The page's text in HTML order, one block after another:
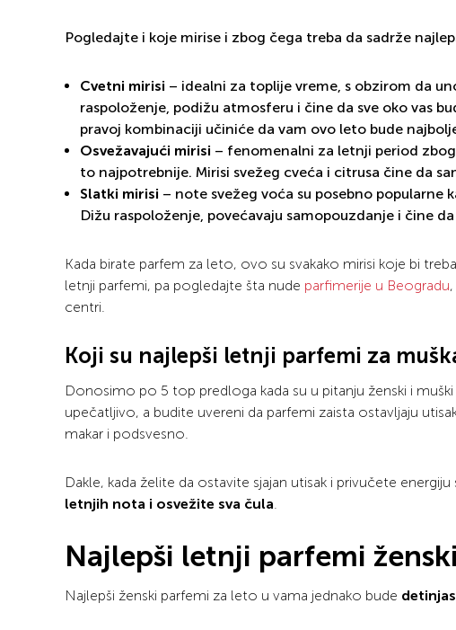
Pogledajte i koje mirise i zbog čega treba da sadrže
Cvetni mirisi – idealni za toplije vreme, s obzirom da
raspoloženje, podižu atmosferu i čine da sve oko vas
pravoj kombinaciji učiniće da vam ovo leto bude
Osvežavajući mirisi – fenomenalni za letnji period
to najpotrebnije. Mirisi svežeg cveća i citrusa čine da
Slatki mirisi – note svežeg voća su posebno
Dižu raspoloženje, povećavaju samopouzdanje i čine
Kada birate parfem za leto, ovo su svakako mirisi koje bi
letnji parfemi, pa pogledajte šta nude parfimerije u Beogradu
centri.
Koji su najlepši letnji parfemi za
Donosimo po 5 top predloga kada su u pitanju ženski i
upečatljivo, a budite uvereni da parfemi zaista ostavljaju
makar i podsvesno.
Dakle, kada želite da ostavite sjajan utisak i privučete
letnjih nota i osvežite sva čula
Najlepši letnji parfemi
Najlepši ženski parfemi za leto u vama jednako bude